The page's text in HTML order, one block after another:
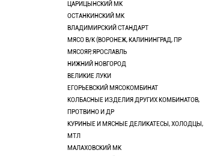
ЦАРИЦЫНСКИЙ МК
ОСТАНКИНСКИЙ МК
ВЛАДИМИРСКИЙ СТАНДАРТ
МЯСО В/К (ВОРОНЕЖ, КАЛИНИНГРАД, ПР
МЯСОЯР, ЯРОСЛАВЛЬ
НИЖНИЙ НОВГОРОД
ВЕЛИКИЕ ЛУКИ
ЕГОРЬЕВСКИЙ МЯСОКОМБИНАТ
КОЛБАСНЫЕ ИЗДЕЛИЯ ДРУГИХ КОМБИНАТОВ,
ПРОТВИНО И ДР
КУРИНЫЕ И МЯСНЫЕ ДЕЛИКАТЕСЫ, ХОЛОДЦЫ,
МТЛ
МАЛАХОВСКИЙ МК